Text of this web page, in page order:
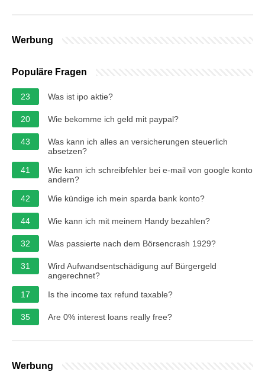
Werbung
Populäre Fragen
23 Was ist ipo aktie?
20 Wie bekomme ich geld mit paypal?
43
Was kann ich alles an versicherungen steuerlich
absetzen?
41
Wie kann ich schreibfehler bei e-mail von google konto
andern?
42
Wie kündige ich mein sparda bank konto?
44 Wie kann ich mit meinem Handy bezahlen?
32 Was passierte nach dem Börsencrash 1929?
31
Wird Aufwandsentschädigung auf Bürgergeld
angerechnet?
17
Is the income tax refund taxable?
35 Are 0% interest loans really free?
Werbung